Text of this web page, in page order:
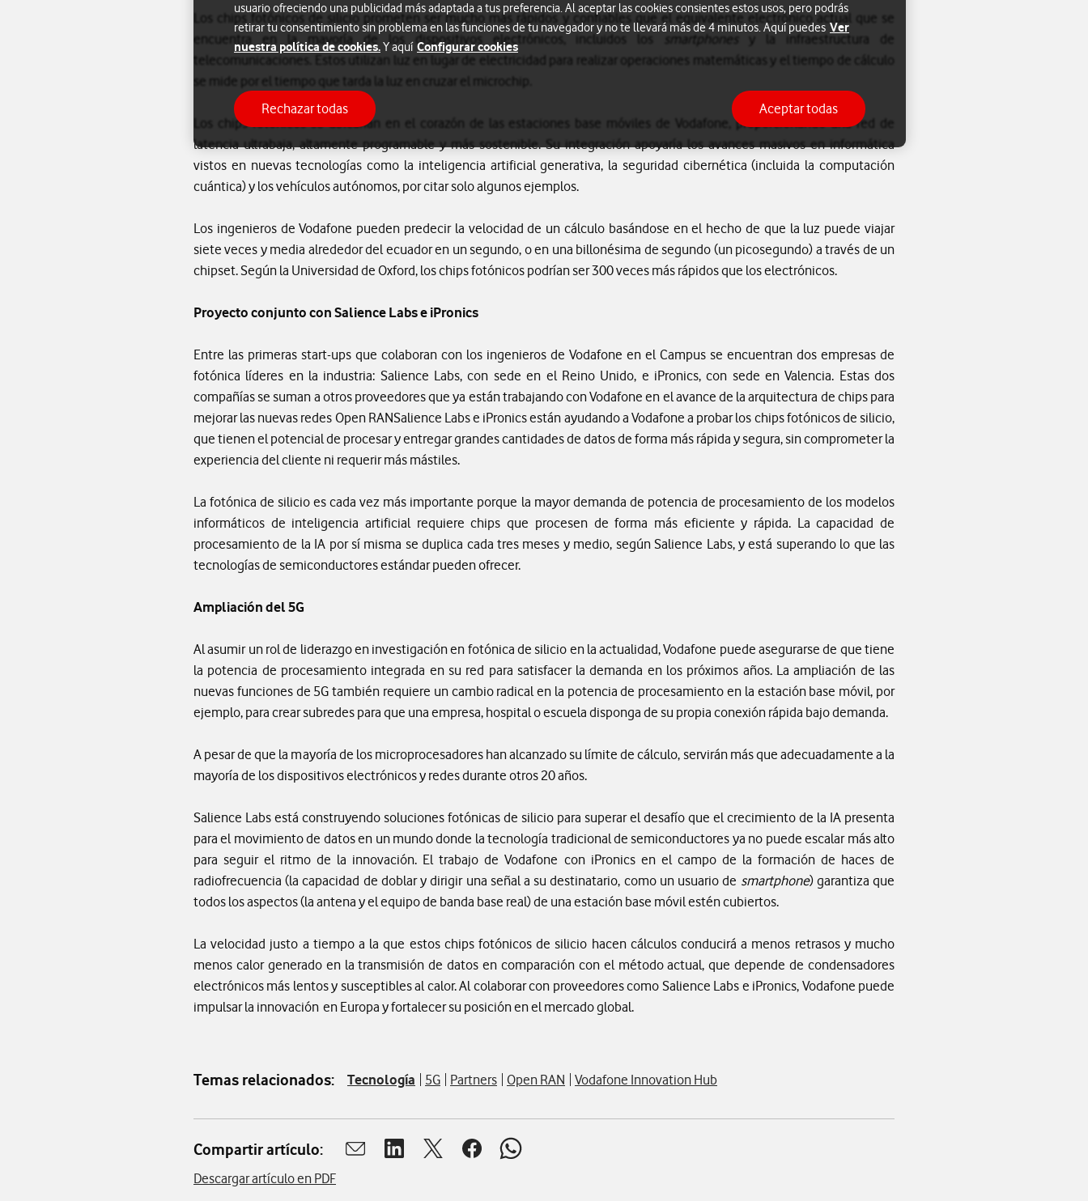
Los chips fotónicos de silicio prometen ser mucho más rápidos y confiables que el equivalente electrónico actual que se
encuentra en la mayoría de los dispositivos electrónicos, incluidos los
smartphones
y la infraestructura de
telecomunicaciones. Estos utilizan luz en lugar de electricidad para realizar operaciones matemáticas y el tiempo de cálculo
se mide por el tiempo que tarda la luz en cruzar el microchip.
Los chips fotónicos se ubicarían en el corazón de las estaciones base móviles de Vodafone, proporcionando una red de
latencia ultrabaja, altamente programable y más sostenible. Su integración apoyaría los avances masivos en informática
vistos en nuevas tecnologías como la inteligencia artificial generativa, la seguridad cibernética (incluida la computación
cuántica) y los vehículos autónomos, por citar solo algunos ejemplos.
Los ingenieros de Vodafone pueden predecir la velocidad de un cálculo basándose en el hecho de que la luz puede viajar
siete veces y media alrededor del ecuador en un segundo, o en una billonésima de segundo (un picosegundo) a través de un
chipset. Según la Universidad de Oxford, los chips fotónicos podrían ser 300 veces más rápidos que los electrónicos.
Proyecto conjunto con Salience Labs e iPronics
Entre las primeras start-ups que colaboran con los ingenieros de Vodafone en el Campus se encuentran dos empresas de
fotónica líderes en la industria: Salience Labs, con sede en el Reino Unido, e iPronics, con sede en Valencia. Estas dos
compañías se suman a otros proveedores que ya están trabajando con Vodafone en el avance de la arquitectura de chips para
mejorar las nuevas redes Open RANSalience Labs e iPronics están ayudando a Vodafone a probar los chips fotónicos de silicio,
que tienen el potencial de procesar y entregar grandes cantidades de datos de forma más rápida y segura, sin comprometer la
experiencia del cliente ni requerir más mástiles.
La fotónica de silicio es cada vez más importante porque la mayor demanda de potencia de procesamiento de los modelos
informáticos de inteligencia artificial requiere chips que procesen de forma más eficiente y rápida. La capacidad de
procesamiento de la IA por sí misma se duplica cada tres meses y medio, según Salience Labs, y está superando lo que las
tecnologías de semiconductores estándar pueden ofrecer.
Ampliación del 5G
Al asumir un rol de liderazgo en investigación en fotónica de silicio en la actualidad, Vodafone puede asegurarse de que tiene
la potencia de procesamiento integrada en su red para satisfacer la demanda en los próximos años. La ampliación de las
nuevas funciones de 5G también requiere un cambio radical en la potencia de procesamiento en la estación base móvil, por
ejemplo, para crear subredes para que una empresa, hospital o escuela disponga de su propia conexión rápida bajo demanda.
A pesar de que la mayoría de los microprocesadores han alcanzado su límite de cálculo, servirán más que adecuadamente a la
mayoría de los dispositivos electrónicos y redes durante otros 20 años.
Salience Labs está construyendo soluciones fotónicas de silicio para superar el desafío que el crecimiento de la IA presenta
para el movimiento de datos en un mundo donde la tecnología tradicional de semiconductores ya no puede escalar más alto
para seguir el ritmo de la innovación. El trabajo de Vodafone con iPronics en el campo de la formación de haces de
radiofrecuencia (la capacidad de doblar y dirigir una señal a su destinatario, como un usuario de smartphone) garantiza que
todos los aspectos (la antena y el equipo de banda base real) de una estación base móvil estén cubiertos.
La velocidad justo a tiempo a la que estos chips fotónicos de silicio hacen cálculos conducirá a menos retrasos y mucho
menos calor generado en la transmisión de datos en comparación con el método actual, que depende de condensadores
electrónicos más lentos y susceptibles al calor. Al colaborar con proveedores como Salience Labs e iPronics, Vodafone puede
impulsar la innovación en Europa y fortalecer su posición en el mercado global.
Temas relacionados: Tecnología 5G Partners Open RAN Vodafone Innovation Hub
Compartir artículo: Abrir ventana para compartir en mail
Abrir ventana para compartir en linkedin
Abrir ventana para compartir en twitter
Abrir ventana para compartir en facebook
Abrir ventana para compartir en whatsapp
Descargar artículo en PDF
usuario ofreciendo una publicidad más adaptada a tus preferencia. Al aceptar las cookies consientes estos usos, pero podrás
retirar tu consentimiento sin problema en las funciones de tu navegador y no te llevará más de 4 minutos. Aquí puedes Ver
nuestra política de cookies.Y aquí Configurar cookies
Rechazar todas Aceptar todas